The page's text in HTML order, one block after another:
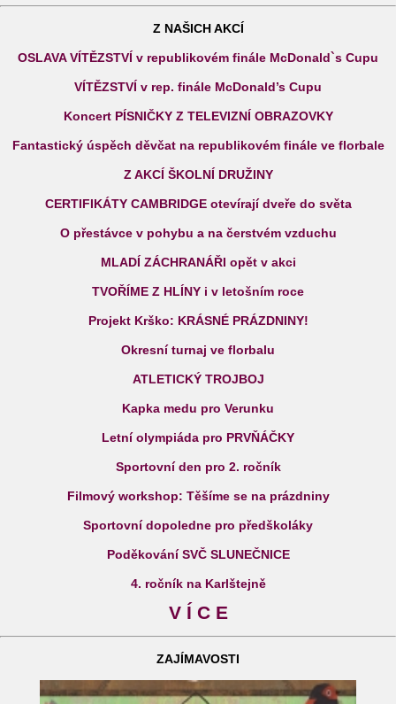
Z NAŠICH AKCÍ
OSLAVA VÍTĚZSTVÍ v republikovém finále McDonald`s Cupu
VÍTĚZSTVÍ v rep. finále McDonald’s Cupu
Koncert PÍSNIČKY Z TELEVIZNÍ OBRAZOVKY
Fantastický úspěch děvčat na republikovém finále ve florbale
Z AKCÍ ŠKOLNÍ DRUŽINY
CERTIFIKÁTY CAMBRIDGE otevírají dveře do světa
O přestávce v pohybu a na čerstvém vzduchu
MLADÍ ZÁCHRANÁŘI opět v akci
TVOŘÍME Z HLÍNY i v letošním roce
Projekt Krško: KRÁSNÉ PRÁZDNINY!
Okresní turnaj ve florbalu
ATLETICKÝ TROJBOJ
Kapka medu pro Verunku
Letní olympiáda pro PRVŇÁČKY
Sportovní den pro 2. ročník
Filmový workshop: Těšíme se na prázdniny
Sportovní dopoledne pro předškoláky
Poděkování SVČ SLUNEČNICE
4. ročník na Karlštejně
V Í C E
ZAJÍMAVOSTI